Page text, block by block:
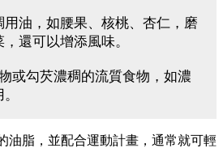
用油，如腰果、核桃、杏仁，磨
還可以增添風味。
或勾芡濃稠的流質食物，如濃
油脂，並配合運動計畫，通常就可輕